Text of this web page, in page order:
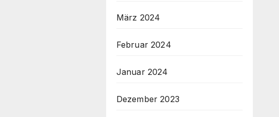
März 2024
Februar 2024
Januar 2024
Dezember 2023